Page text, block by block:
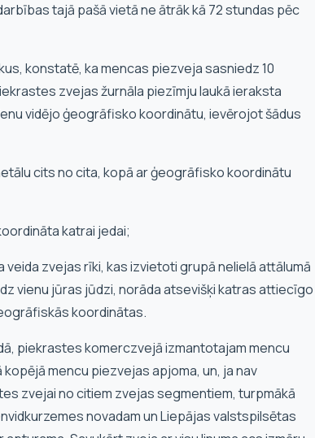
tajā pašā vietā ne ātrāk kā 72 stundas pēc
konstatē, ka mencas piezveja sasniedz 10
zvejas žurnāla piezīmju laukā ieraksta
vidējo ģeogrāfisko koordinātu, ievērojot šādus
cits no cita, kopā ar ģeogrāfisko koordinātu
katrai jedai;
zvejas rīki, kas izvietoti grupā nelielā attālumā
vienu jūras jūdzi, norāda atsevišķi katras attiecīgo
koordinātas.
piekrastes komerczvejā izmantotajam mencu
mencu piezvejas apjoma, un, ja nav
zvejai no citiem zvejas segmentiem, turpmākā
novadam un Liepājas valstspilsētas